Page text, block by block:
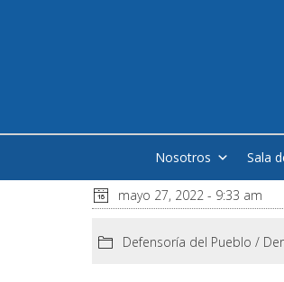
Nosotros Sala
mayo 27, 2022 - 9:33 am
Defensoría del Pueblo /